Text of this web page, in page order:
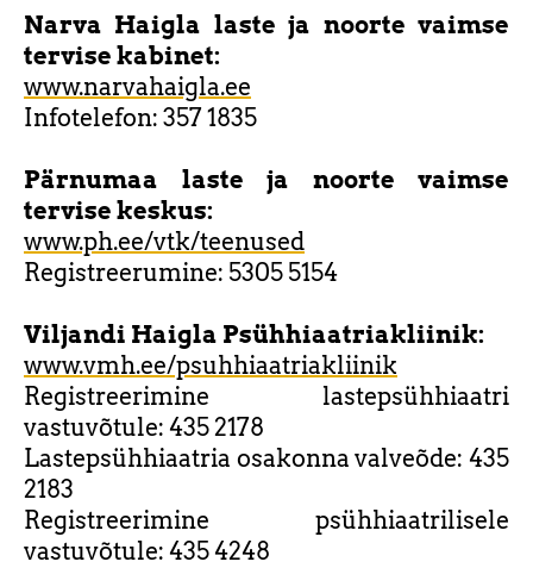
Narva Haigla laste ja noorte vaimse
tervise kabinet:
www.narvahaigla.ee
Infotelefon: 357 1835
Pärnumaa laste ja noorte vaimse
tervise keskus:
www.ph.ee/vtk/teenused
Registreerumine: 5305 5154
Viljandi Haigla Psühhiaatriakliinik:
www.vmh.ee/psuhhiaatriakliinik
Registreerimine lastepsühhiaatri
vastuvõtule: 435 2178
Lastepsühhiaatria osakonna valveõde: 435
2183
Registreerimine psühhiaatrilisele
vastuvõtule: 435 4248